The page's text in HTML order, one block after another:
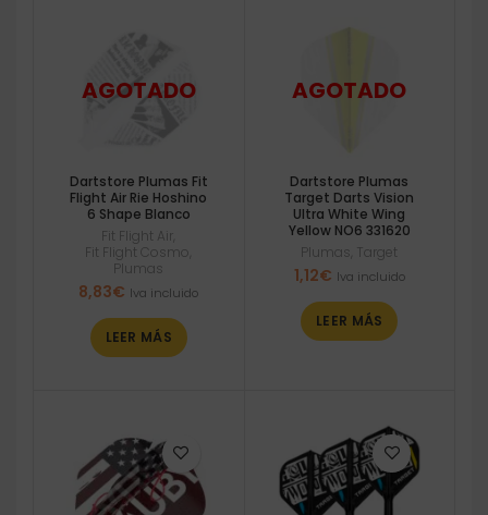
Dartstore Plumas Fit
Flight Air Rie Hoshino
6 Shape Blanco
Fit Flight Air
Fit Flight Cosmo
Plumas
8,83€ Iva incluido
LEER MÁS
Dartstore Plumas
Target Darts Vision
Ultra White Wing
Yellow NO6 331620
Plumas Target
1,12€ Iva incluido
LEER MÁS